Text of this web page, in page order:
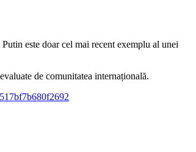
este doar cel mai recent exemplu al unei
de comunitatea internațională.